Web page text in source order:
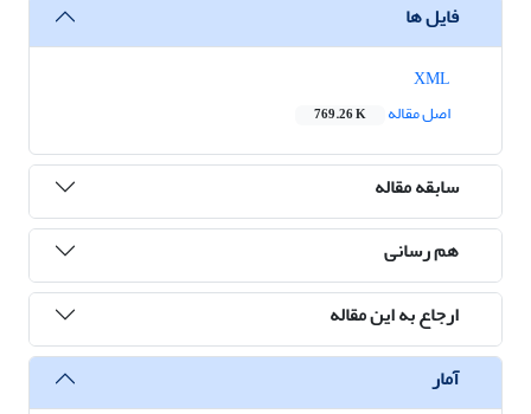
فایل ها
اصل مقاله
769.26 K
سابقه مقاله
هم رسانی
ارجاع به این مقاله
آمار